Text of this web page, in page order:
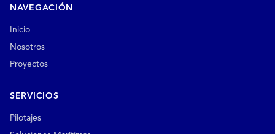
NAVEGACIÓN
Inicio
Nosotros
Proyectos
SERVICIOS
Pilotajes